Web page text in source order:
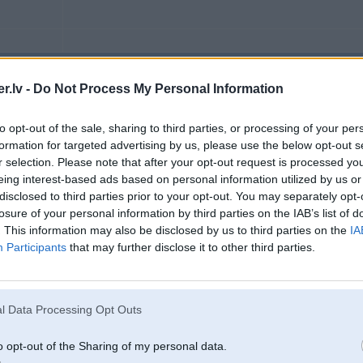
- Do Not Process My Personal Information
opt-out of the sale, sharing to third parties, or processing of your
for targeted advertising by us, please use the below opt-out
selection. Please note that after your opt-out request is processed
interest-based ads based on personal information utilized by us
to third parties prior to your opt-out. You may separately
of your personal information by third parties on the IAB’s list of
This information may also be disclosed by us to third parties on the
Participants that may further disclose it to other third parties.
Data Processing Opt Outs
opt-out of the Sharing of my personal data.
cabrio | W108 |
veel ir variants nebraukt
-----------------
nekāda zobupasta neaizsargā zobus tik labi, kā laikā apmaksāti rēķini